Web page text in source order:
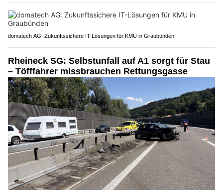
domatech AG: Zukunftssichere IT-Lösungen für KMU in Graubünden
Rheineck SG: Selbstunfall auf A1 sorgt für Stau
– Töfffahrer missbrauchen Rettungsgasse